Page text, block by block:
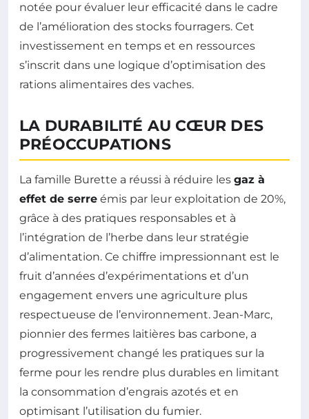
notée pour évaluer leur efficacité dans le cadre
de l’amélioration des stocks fourragers. Cet
investissement en temps et en ressources
s’inscrit dans une logique d’optimisation des
rations alimentaires des vaches.
LA DURABILITÉ AU CŒUR DES
PRÉOCCUPATIONS
La famille Burette a réussi à réduire les gaz à
effet de serre émis par leur exploitation de 20%,
grâce à des pratiques responsables et à
l’intégration de l’herbe dans leur stratégie
d’alimentation. Ce chiffre impressionnant est le
fruit d’années d’expérimentations et d’un
engagement envers une agriculture plus
respectueuse de l’environnement. Jean-Marc,
pionnier des fermes laitières bas carbone, a
progressivement changé les pratiques sur la
ferme pour les rendre plus durables en limitant
la consommation d’engrais azotés et en
optimisant l’utilisation du fumier.